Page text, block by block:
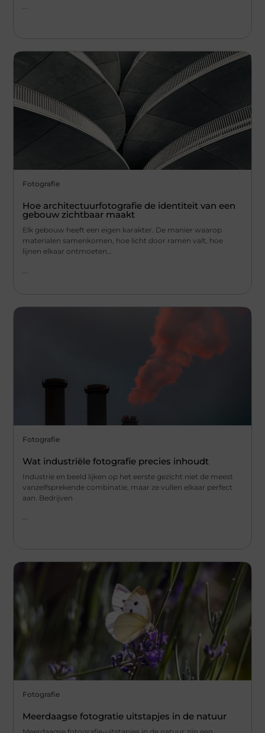
...
Fotografie
Hoe architectuurfotografie de identiteit van een
gebouw zichtbaar maakt
Elk gebouw heeft een eigen karakter. De manier waarop
materialen samenkomen, hoe licht door ramen valt, hoe
lijnen elkaar ontmoeten…
Fotografie
Wat industriële fotografie precies inhoudt
Industrie en beeld lijken op het eerste gezicht niet de meest
vanzelfsprekende combinatie, maar ze vullen elkaar perfect
aan. Bedrijven
...
Fotografie
Meerdaagse fotogratie uitstapjes in de natuur